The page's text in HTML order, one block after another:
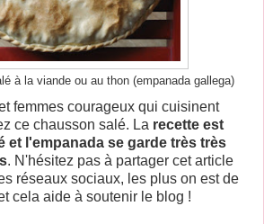
à la viande ou au thon (empanada gallega)
femmes courageux qui cuisinent
ce chausson salé. La recette est
et l'empanada se garde très très
. N'hésitez pas à partager cet article
réseaux sociaux, les plus on est de
cela aide à soutenir le blog !